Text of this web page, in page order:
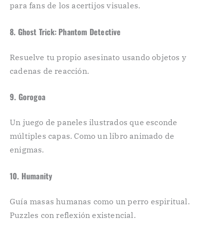
para fans de los acertijos visuales.
8. Ghost Trick: Phantom Detective
Resuelve tu propio asesinato usando objetos y
cadenas de reacción.
9. Gorogoa
Un juego de paneles ilustrados que esconde
múltiples capas. Como un libro animado de
enigmas.
10. Humanity
Guía masas humanas como un perro espiritual.
Puzzles con reflexión existencial.